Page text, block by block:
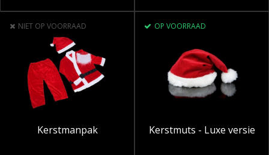
NIET OP VOORRAAD
Kerstmanpak
OP VOORRAAD
Kerstmuts - Luxe versie